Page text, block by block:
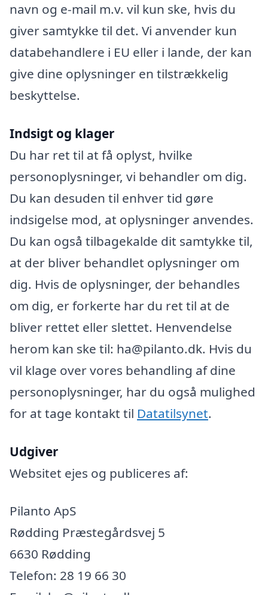
navn og e-mail m.v. vil kun ske, hvis du
giver samtykke til det. Vi anvender kun
databehandlere i EU eller i lande, der kan
give dine oplysninger en tilstrækkelig
beskyttelse.
Indsigt og klager
Du har ret til at få oplyst, hvilke
personoplysninger, vi behandler om dig.
Du kan desuden til enhver tid gøre
indsigelse mod, at oplysninger anvendes.
Du kan også tilbagekalde dit samtykke til,
at der bliver behandlet oplysninger om
dig. Hvis de oplysninger, der behandles
om dig, er forkerte har du ret til at de
bliver rettet eller slettet. Henvendelse
herom kan ske til: ha@pilanto.dk. Hvis du
vil klage over vores behandling af dine
personoplysninger, har du også mulighed
for at tage kontakt til Datatilsynet.
Udgiver
Websitet ejes og publiceres af:
Pilanto ApS
Rødding Præstegårdsvej 5
6630 Rødding
Telefon: 28 19 66 30